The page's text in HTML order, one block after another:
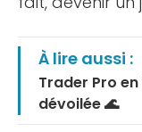
À lire aussi :
Trader Pro en
dévoilée 🌊